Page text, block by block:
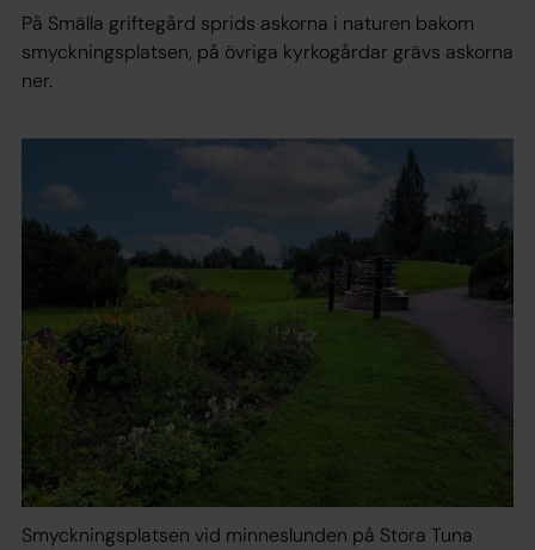
På Smälla griftegård sprids askorna i naturen bakom
smyckningsplatsen, på övriga kyrkogårdar grävs askorna
ner.
Smyckningsplatsen vid minneslunden på Stora Tuna